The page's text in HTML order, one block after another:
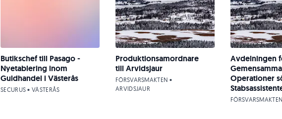
Butikschef till Pasago -
Nyetablering inom
Guldhandel i Västerås
SECURUS • VÄSTERÅS
Produktionsamordnare
till Arvidsjaur
FÖRSVARSMAKTEN •
ARVIDSJAUR
Avdelningen
Gemensamma
Operationer